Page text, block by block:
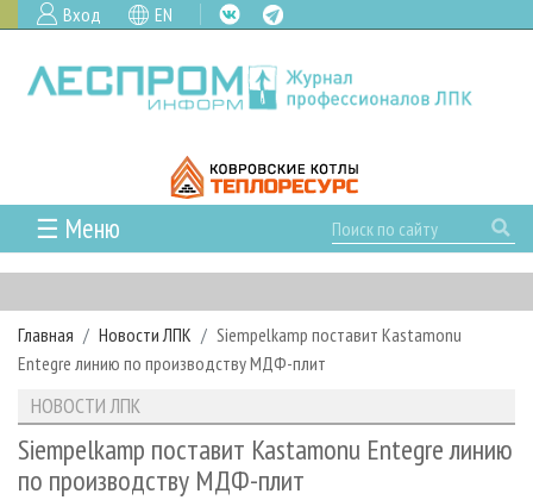
Вход EN
☰ Меню
ГЛАВНАЯ
РУБРИКИ И ТЕМЫ
РУБРИКИ ЖУРНАЛА
ЛЕСОЗАГОТОВКА
ЛЕСОПИЛЕНИЕ
НОВОСТИ
НОВОСТИ ЛПК
НОВОСТИ ЖУРНАЛА
ПРОЕКТЫ ЛПИ
АНАЛИТИКА
ПРЕДПРИЯТИЯ ЛПК
АРХИВ
АРХИВ ЖУРНАЛОВ
О ЖУРНАЛЕ
Главная Новости ЛПК
Siempelkamp поставит Kastamonu
Entegre линию по производству МДФ-плит
НОВОСТИ ЛПК
Siempelkamp поставит Kastamonu Entegre линию
по производству МДФ-плит